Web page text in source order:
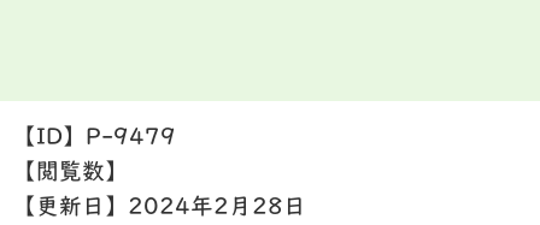
【ID】 P-9479
【閲覧数】
【更新日】 2024年2月28日